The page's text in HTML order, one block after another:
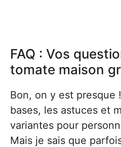
FAQ : Vos
tomate maison
Bon, on y est presque
bases, les astuces et
variantes pour
Mais je sais que